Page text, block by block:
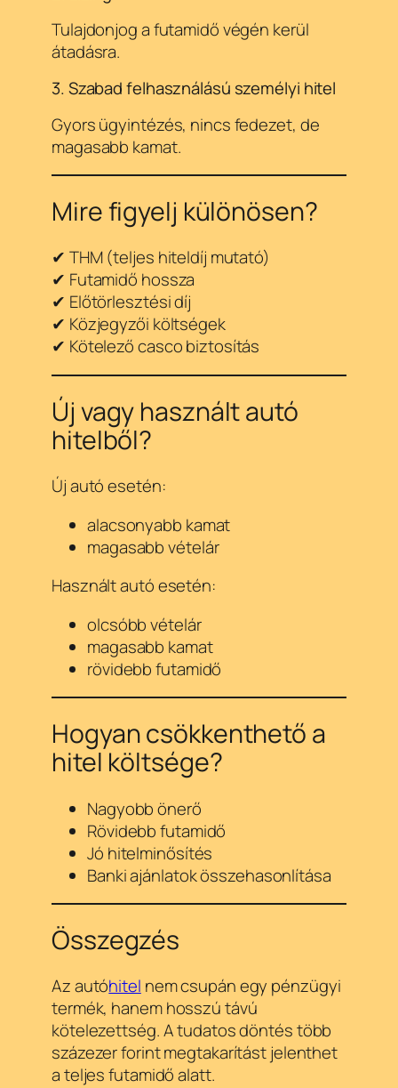
Tulajdonjog a futamidő végén kerül
átadásra.
3. Szabad felhasználású személyi hitel
Gyors ügyintézés, nincs fedezet, de
magasabb kamat.
Mire figyelj különösen?
✔ THM (teljes hiteldíj mutató)
✔ Futamidő hossza
✔ Előtörlesztési díj
✔ Közjegyzői költségek
✔ Kötelező casco biztosítás
Új vagy használt autó
hitelből?
Új autó esetén:
alacsonyabb kamat
magasabb vételár
Használt autó esetén:
olcsóbb vételár
magasabb kamat
rövidebb futamidő
Hogyan csökkenthető a
hitel költsége?
Nagyobb önerő
Rövidebb futamidő
Jó hitelminősítés
Banki ajánlatok összehasonlítása
Összegzés
Az autóhitel nem csupán egy pénzügyi
termék, hanem hosszú távú
kötelezettség. A tudatos döntés több
százezer forint megtakarítást jelenthet
a teljes futamidő alatt.